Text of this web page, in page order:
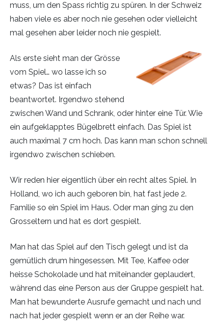
muss, um den Spass richtig zu spüren. In der Schweiz
haben viele es aber noch nie gesehen oder vielleicht
mal gesehen aber leider noch nie gespielt.
Als erste sieht man der Grösse
vom Spiel… wo lasse ich so
etwas? Das ist einfach
beantwortet. Irgendwo stehend
zwischen Wand und Schrank, oder hinter eine Tür. Wie
ein aufgeklapptes Bügelbrett einfach. Das Spiel ist
auch maximal 7 cm hoch. Das kann man schon schnell
irgendwo zwischen schieben.
Wir reden hier eigentlich über ein recht altes Spiel. In
Holland, wo ich auch geboren bin, hat fast jede 2.
Familie so ein Spiel im Haus. Oder man ging zu den
Grosseltern und hat es dort gespielt.
Man hat das Spiel auf den Tisch gelegt und ist da
gemütlich drum hingesessen. Mit Tee, Kaffee oder
heisse Schokolade und hat miteinander geplaudert,
während das eine Person aus der Gruppe gespielt hat.
Man hat bewunderte Ausrufe gemacht und nach und
nach hat jeder gespielt wenn er an der Reihe war.